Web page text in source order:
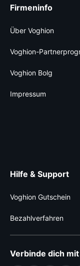
Firmeninfo
Über Voghion
Voghion-
Voghion Bolg
Impressum
Hilfe & Support
Voghion Gutschein
Bezahlverfahren
Verbinde dich